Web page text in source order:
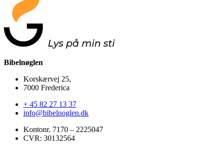
Bibelnøglen
Korskærvej 25,
7000 Frederica
+ 45 82 27 13 37
info@bibelnoglen.dk
Kontonr. ‍7170 – 2225047
CVR: ‍30132564